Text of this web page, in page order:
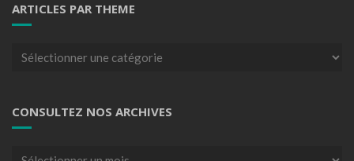
ARTICLES PAR THEME
Articles
CONSULTEZ NOS ARCHIVES
Consultez